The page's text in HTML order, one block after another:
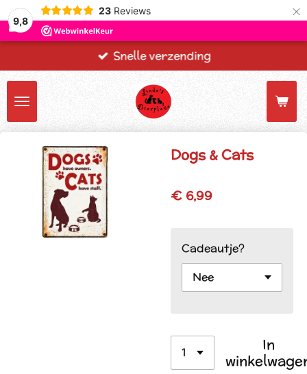
9,8
23 Reviews ×
Snelle verzending
Dogs & Cats
€ 6,99
Cadeautje?
In